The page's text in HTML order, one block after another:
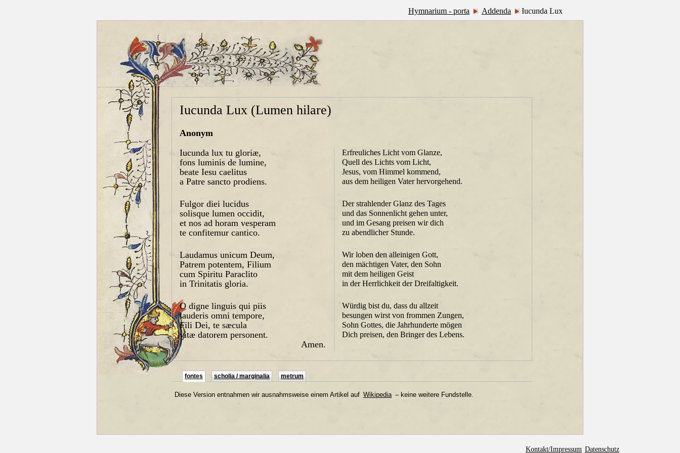
Hymnarium - porta Addenda Iucunda Lux
Iucunda Lux (Lumen hilare)
Anonym
Iucunda lux tu gloriæ,
fons luminis de lumine,
beate Iesu caelitus
a Patre sancto prodiens.
Fulgor diei lucidus
solisque lumen occidit,
et nos ad horam vesperam
te confitemur cantico.
Laudamus unicum Deum,
Patrem potentem, Filium
cum Spiritu Paraclito
in Trinitatis gloria.
O digne linguis qui piis
lauderis omni tempore,
Fili Dei, te sæcula
vitæ datorem personent.
Amen.
Erfreuliches Licht vom Glanze,
Quell des Lichts vom Licht,
Jesus, vom Himmel kommend,
aus dem heiligen Vater hervorgehend.
Der strahlender Glanz des Tages
und das Sonnenlicht gehen unter,
und im Gesang preisen wir dich
zu abendlicher Stunde.
Wir loben den alleinigen Gott,
den mächtigen Vater, den Sohn
mit dem heiligen Geist
in der Herrlichkeit der Dreifaltigkeit.
Würdig bist du, dass du allzeit
besungen wirst von frommen Zungen,
Sohn Gottes, die Jahrhunderte mögen
Dich preisen, den Bringer des Lebens.
fontes scholia / marginalia metrum
Diese Version entnahmen wir ausnahmsweise einem Artikel auf Wikipedia – keine weitere Fundstelle.
Kontakt/Impressum Datenschutz